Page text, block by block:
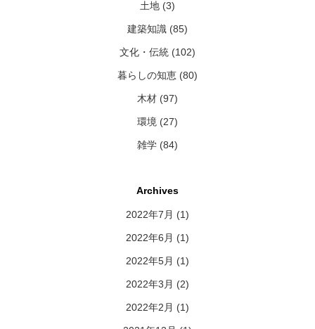
土地 (3)
建築知識 (85)
文化・伝統 (102)
暮らしの知恵 (80)
木材 (97)
環境 (27)
雑学 (84)
Archives
2022年7月 (1)
2022年6月 (1)
2022年5月 (1)
2022年3月 (2)
2022年2月 (1)